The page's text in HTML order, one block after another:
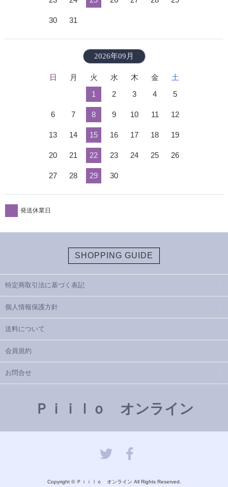
30 31
2026年09月
日 月 火 水 木 金
土
1
2 3 4 5
6 7 8 9 10 11 12
13 14 15 16 17 18 19
20 21 22 23 24 25 26
27 28 29 30
発送休業日
SHOPPING GUIDE
特定商取引法に基づく表記
個人情報保護方針
送料について
会員規約
お問合せ
Ｐｉｉｌｏ オンライン
Copyright © Ｐｉｉｌｏ オンライン All Rights Reserved.